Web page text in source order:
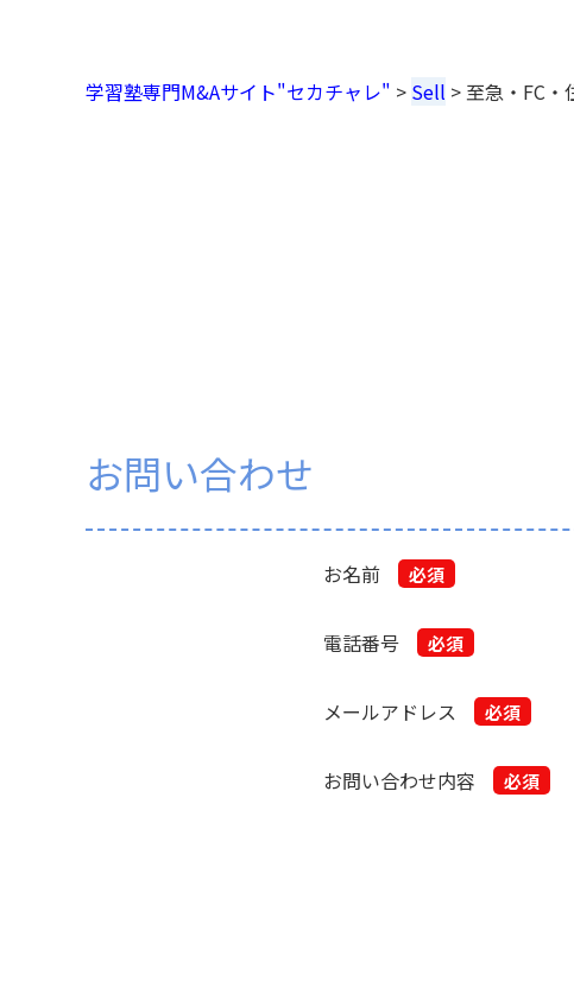
学習塾専門M&Aサイト"セカチャレ" > Sell >至急・FC・
お問い合わせ
お名前 必須
電話番号 必須
メールアドレス 必須
お問い合わせ内容 必須